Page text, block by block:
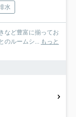
水
など豊富に揃ってお
のルームシ... もっと